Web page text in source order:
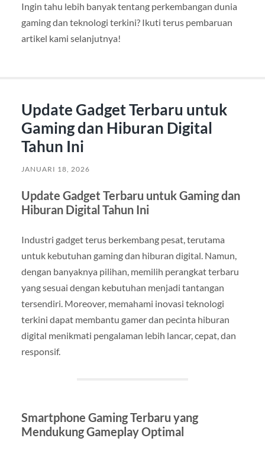
Ingin tahu lebih banyak tentang perkembangan dunia
gaming dan teknologi terkini? Ikuti terus pembaruan
artikel kami selanjutnya!
Update Gadget Terbaru untuk
Gaming dan Hiburan Digital
Tahun Ini
JANUARI 18, 2026
Update Gadget Terbaru untuk Gaming dan
Hiburan Digital Tahun Ini
Industri gadget terus berkembang pesat, terutama
untuk kebutuhan gaming dan hiburan digital. Namun,
dengan banyaknya pilihan, memilih perangkat terbaru
yang sesuai dengan kebutuhan menjadi tantangan
tersendiri. Moreover, memahami inovasi teknologi
terkini dapat membantu gamer dan pecinta hiburan
digital menikmati pengalaman lebih lancar, cepat, dan
responsif.
Smartphone Gaming Terbaru yang
Mendukung Gameplay Optimal